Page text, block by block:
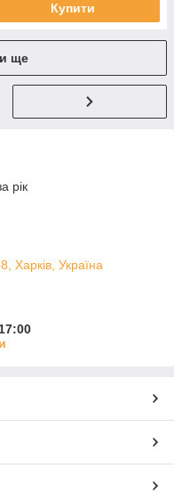
Купити
ще
рік
Харків, Україна